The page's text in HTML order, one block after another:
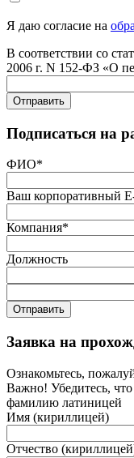
Я даю согласие на
В соответствии со
2006 г. N 152-ФЗ «О
Отправить
Подписаться на
ФИО*
Ваш корпоративный
Компания*
Должность
Отправить
Заявка на
Ознакомьтесь,
Важно! Убедитесь,
фамилию латиницей
Имя (кириллицей)
Отчество